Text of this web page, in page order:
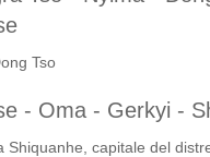
Tso
- Oma - Gerkyi -
Shiquanhe, capitale del